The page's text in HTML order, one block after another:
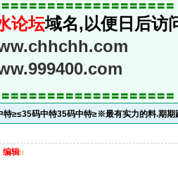
〓〓〓〓〓〓〓〓〓〓〓〓〓〓〓〓〓〓
论坛域名,以便日后访
〓〓〓〓〓〓〓〓〓〓〓〓〓〓〓〓〓〓
≥≤35码中特35码中特≥※最有实力的料.期期
编辑u